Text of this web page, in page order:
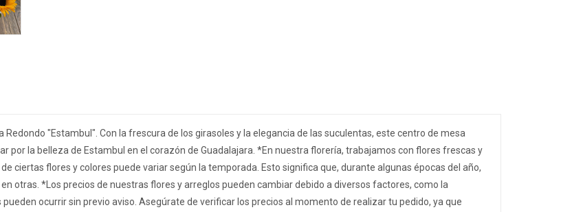
"Estambul". Con la frescura de los girasoles y la elegancia de las suculentas, este centro de mesa
por la belleza de Estambul en el corazón de Guadalajara. *En nuestra florería, trabajamos con flores frescas y
ciertas flores y colores puede variar según la temporada. Esto significa que, durante algunas épocas del año,
otras. *Los precios de nuestras flores y arreglos pueden cambiar debido a diversos factores, como la
ocurrir sin previo aviso. Asegúrate de verificar los precios al momento de realizar tu pedido, ya que